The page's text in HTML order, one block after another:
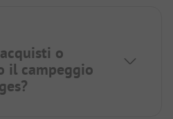
o
il campeggio